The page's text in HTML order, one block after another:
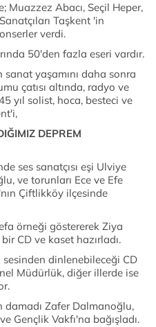
Muazzez Abacı, Seçil Heper,
Taşkent 'in
verdi.
50'den fazla eseri vardır.
yaşamını daha sonra
çatısı altında, radyo ve
yıl solist, hoca, besteci ve
DEPREM
ses sanatçısı eşi Ulviye
ve torunları Ece ve Efe
Çiftlikköy ilçesinde
örneği göstererek Ziya
CD ve kaset hazırladı.
sesinden dinlenebileceği CD
Müdürlük, diğer illerde ise
damadı Zafer Dalmanoğlu,
Gençlik Vakfı'na bağışladı.